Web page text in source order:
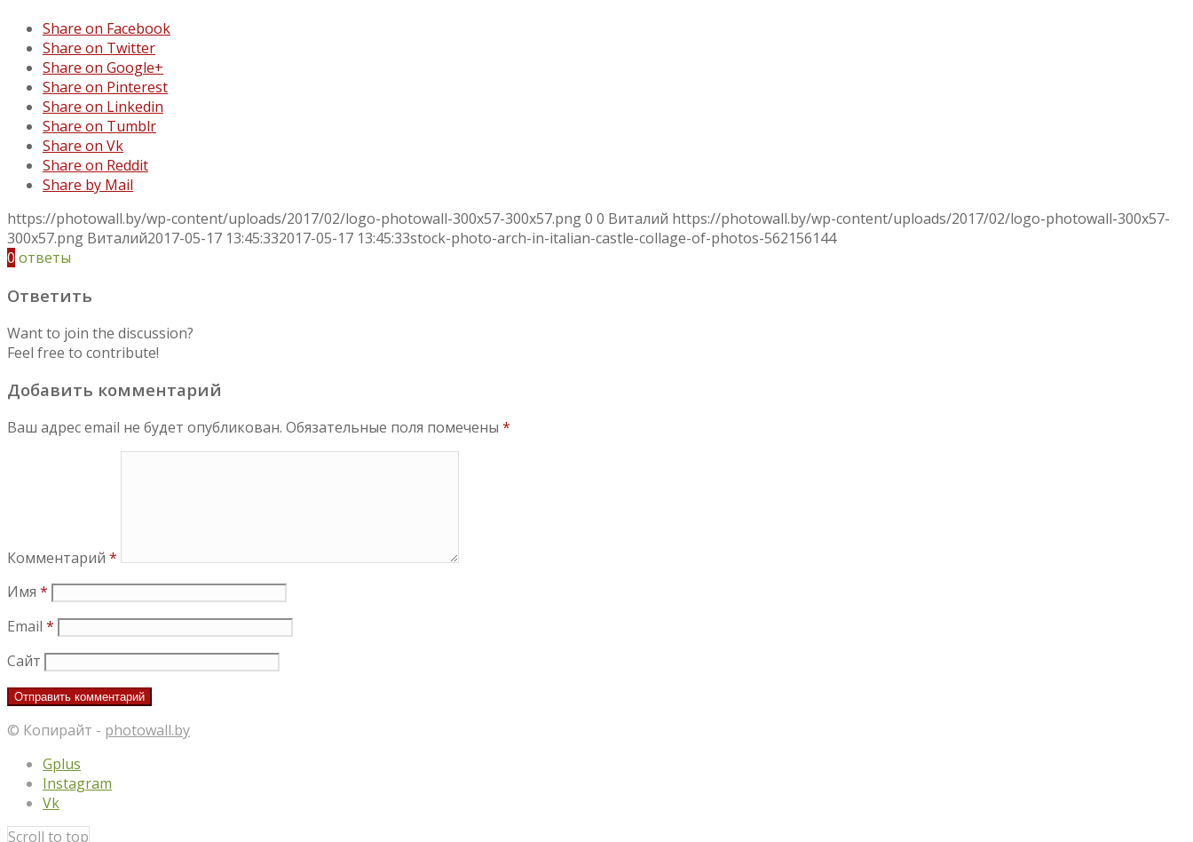
Share on Facebook
Share on Twitter
Share on Google+
Share on Pinterest
Share on Linkedin
Share on Tumblr
Share on Vk
Share on Reddit
Share by Mail
https://photowall.by/wp-content/uploads/2017/02/logo-photowall-300x57-300x57.png0 0 Виталий https://photowall.by/wp-content/uploads/2017/02/logo-photowall-300x57-
300x57.png Виталий2017-05-17 13:45:332017-05-17 13:45:33stock-photo-arch-in-italian-castle-collage-of-photos-562156144
0 ответы
Ответить
Want to join the discussion?
Feel free to contribute!
Добавить комментарий
Ваш адрес email не будет опубликован. Обязательные поля помечены *
Комментарий *
Имя *
Email *
Сайт
© Копирайт - photowall.by
Gplus
Instagram
Vk
Scroll to top